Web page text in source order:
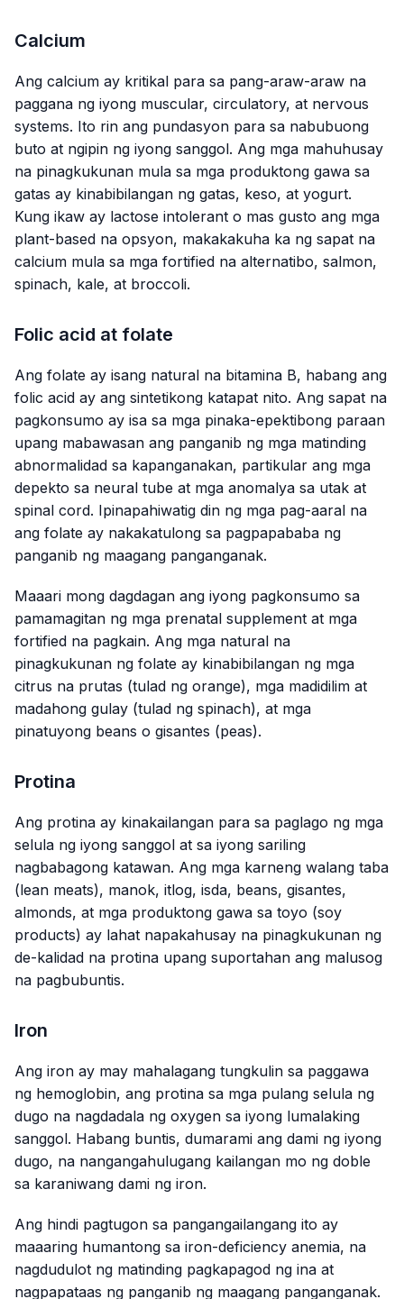
Calcium
Ang calcium ay kritikal para sa pang-araw-araw na
paggana ng iyong muscular, circulatory, at nervous
systems. Ito rin ang pundasyon para sa nabubuong
buto at ngipin ng iyong sanggol. Ang mga mahuhusay
na pinagkukunan mula sa mga produktong gawa sa
gatas ay kinabibilangan ng gatas, keso, at yogurt.
Kung ikaw ay lactose intolerant o mas gusto ang mga
plant-based na opsyon, makakakuha ka ng sapat na
calcium mula sa mga fortified na alternatibo, salmon,
spinach, kale, at broccoli.
Folic acid at folate
Ang folate ay isang natural na bitamina B, habang ang
folic acid ay ang sintetikong katapat nito. Ang sapat na
pagkonsumo ay isa sa mga pinaka-epektibong paraan
upang mabawasan ang panganib ng mga matinding
abnormalidad sa kapanganakan, partikular ang mga
depekto sa neural tube at mga anomalya sa utak at
spinal cord. Ipinapahiwatig din ng mga pag-aaral na
ang folate ay nakakatulong sa pagpapababa ng
panganib ng maagang panganganak.
Maaari mong dagdagan ang iyong pagkonsumo sa
pamamagitan ng mga prenatal supplement at mga
fortified na pagkain. Ang mga natural na
pinagkukunan ng folate ay kinabibilangan ng mga
citrus na prutas (tulad ng orange), mga madidilim at
madahong gulay (tulad ng spinach), at mga
pinatuyong beans o gisantes (peas).
Protina
Ang protina ay kinakailangan para sa paglago ng mga
selula ng iyong sanggol at sa iyong sariling
nagbabagong katawan. Ang mga karneng walang taba
(lean meats), manok, itlog, isda, beans, gisantes,
almonds, at mga produktong gawa sa toyo (soy
products) ay lahat napakahusay na pinagkukunan ng
de-kalidad na protina upang suportahan ang malusog
na pagbubuntis.
Iron
Ang iron ay may mahalagang tungkulin sa paggawa
ng hemoglobin, ang protina sa mga pulang selula ng
dugo na nagdadala ng oxygen sa iyong lumalaking
sanggol. Habang buntis, dumarami ang dami ng iyong
dugo, na nangangahulugang kailangan mo ng doble
sa karaniwang dami ng iron.
Ang hindi pagtugon sa pangangailangang ito ay
maaaring humantong sa iron-deficiency anemia, na
nagdudulot ng matinding pagkapagod ng ina at
nagpapataas ng panganib ng maagang panganganak.